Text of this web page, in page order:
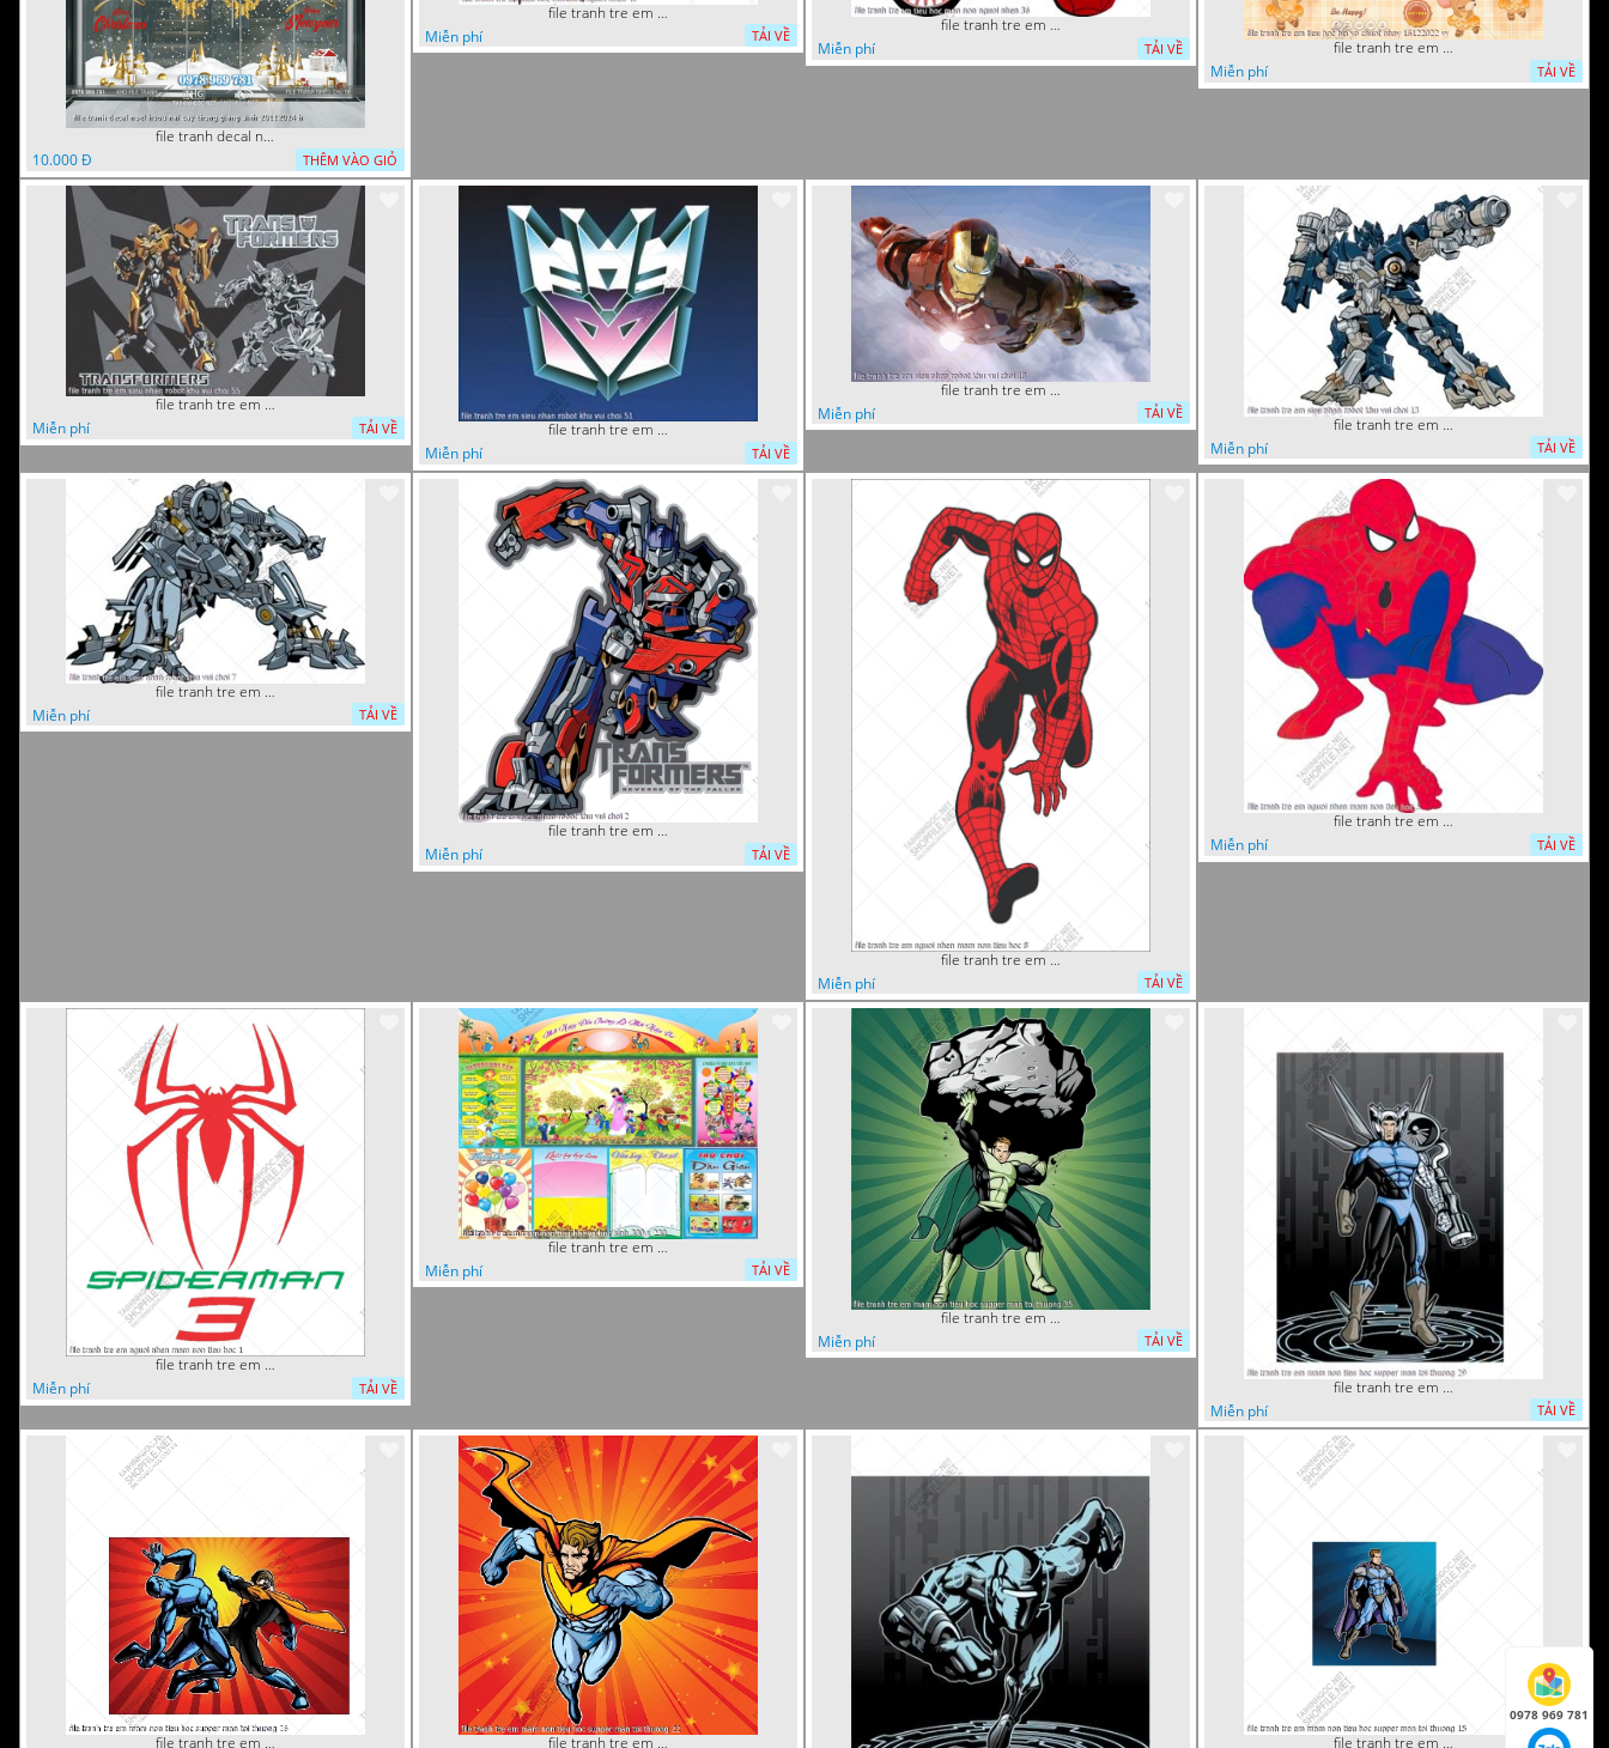
file tranh decal noel huou nai cay thong giang sinh 28112024 h
10.000 Đ
THÊM VÀO GIỎ
file tranh tre em tieu hoc man non nguoi nhen 40
Miễn phí
TẢI VỀ
file tranh tre em tieu hoc man non nguoi nhen 36
Miễn phí
TẢI VỀ
file tranh tre em tieu hoc bia vo chuot nhay 16122022 vy
Miễn phí
TẢI VỀ
file tranh tre em sieu nhan robot khu vui choi 55
Miễn phí
TẢI VỀ
file tranh tre em sieu nhan robot khu vui choi 51
Miễn phí
TẢI VỀ
file tranh tre em sieu nhan robot khu vui choi 18
Miễn phí
TẢI VỀ
file tranh tre em sieu nhan robot khu vui choi 13
Miễn phí
TẢI VỀ
file tranh tre em sieu nhan robot khu vui choi 7
Miễn phí
TẢI VỀ
file tranh tre em sieu nhan robot khu vui choi 2
Miễn phí
TẢI VỀ
file tranh tre em nguoi nhen mam non tieu hoc 8
Miễn phí
TẢI VỀ
file tranh tre em nguoi nhen mam non tieu hoc 5
Miễn phí
TẢI VỀ
file tranh tre em nguoi nhen mam non tieu hoc 1
Miễn phí
TẢI VỀ
file tranh tre em mam non tieu hoc va hoc sinh 300 x 230
Miễn phí
TẢI VỀ
file tranh tre em mam non tieu hoc supper man toi thuong 35
Miễn phí
TẢI VỀ
file tranh tre em mam non tieu hoc supper man toi thuong 29
Miễn phí
TẢI VỀ
file tranh tre em mam non tieu hoc supper man toi thuong 26 file tranh tre em mam non tieu hoc supper man toi thuong 22 file tranh tre em mam non tieu hoc supper man toi thuong 15
0978 969 781